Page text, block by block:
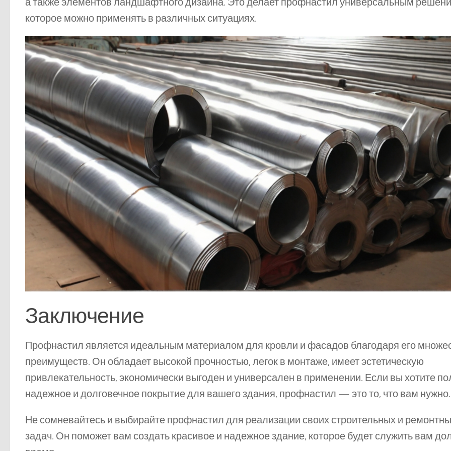
которое можно применять в различных ситуациях.
Заключение
Профнастил является идеальным материалом для кровли и фасадов благодаря его
преимуществ. Он обладает высокой прочностью, легок в монтаже, имеет эстетическую
привлекательность, экономически выгоден и универсален в применении. Если вы хотите
надежное и долговечное покрытие для вашего здания, профнастил — это то, что вам нужно.
Не сомневайтесь и выбирайте профнастил для реализации своих строительных и
задач. Он поможет вам создать красивое и надежное здание, которое будет служить вам